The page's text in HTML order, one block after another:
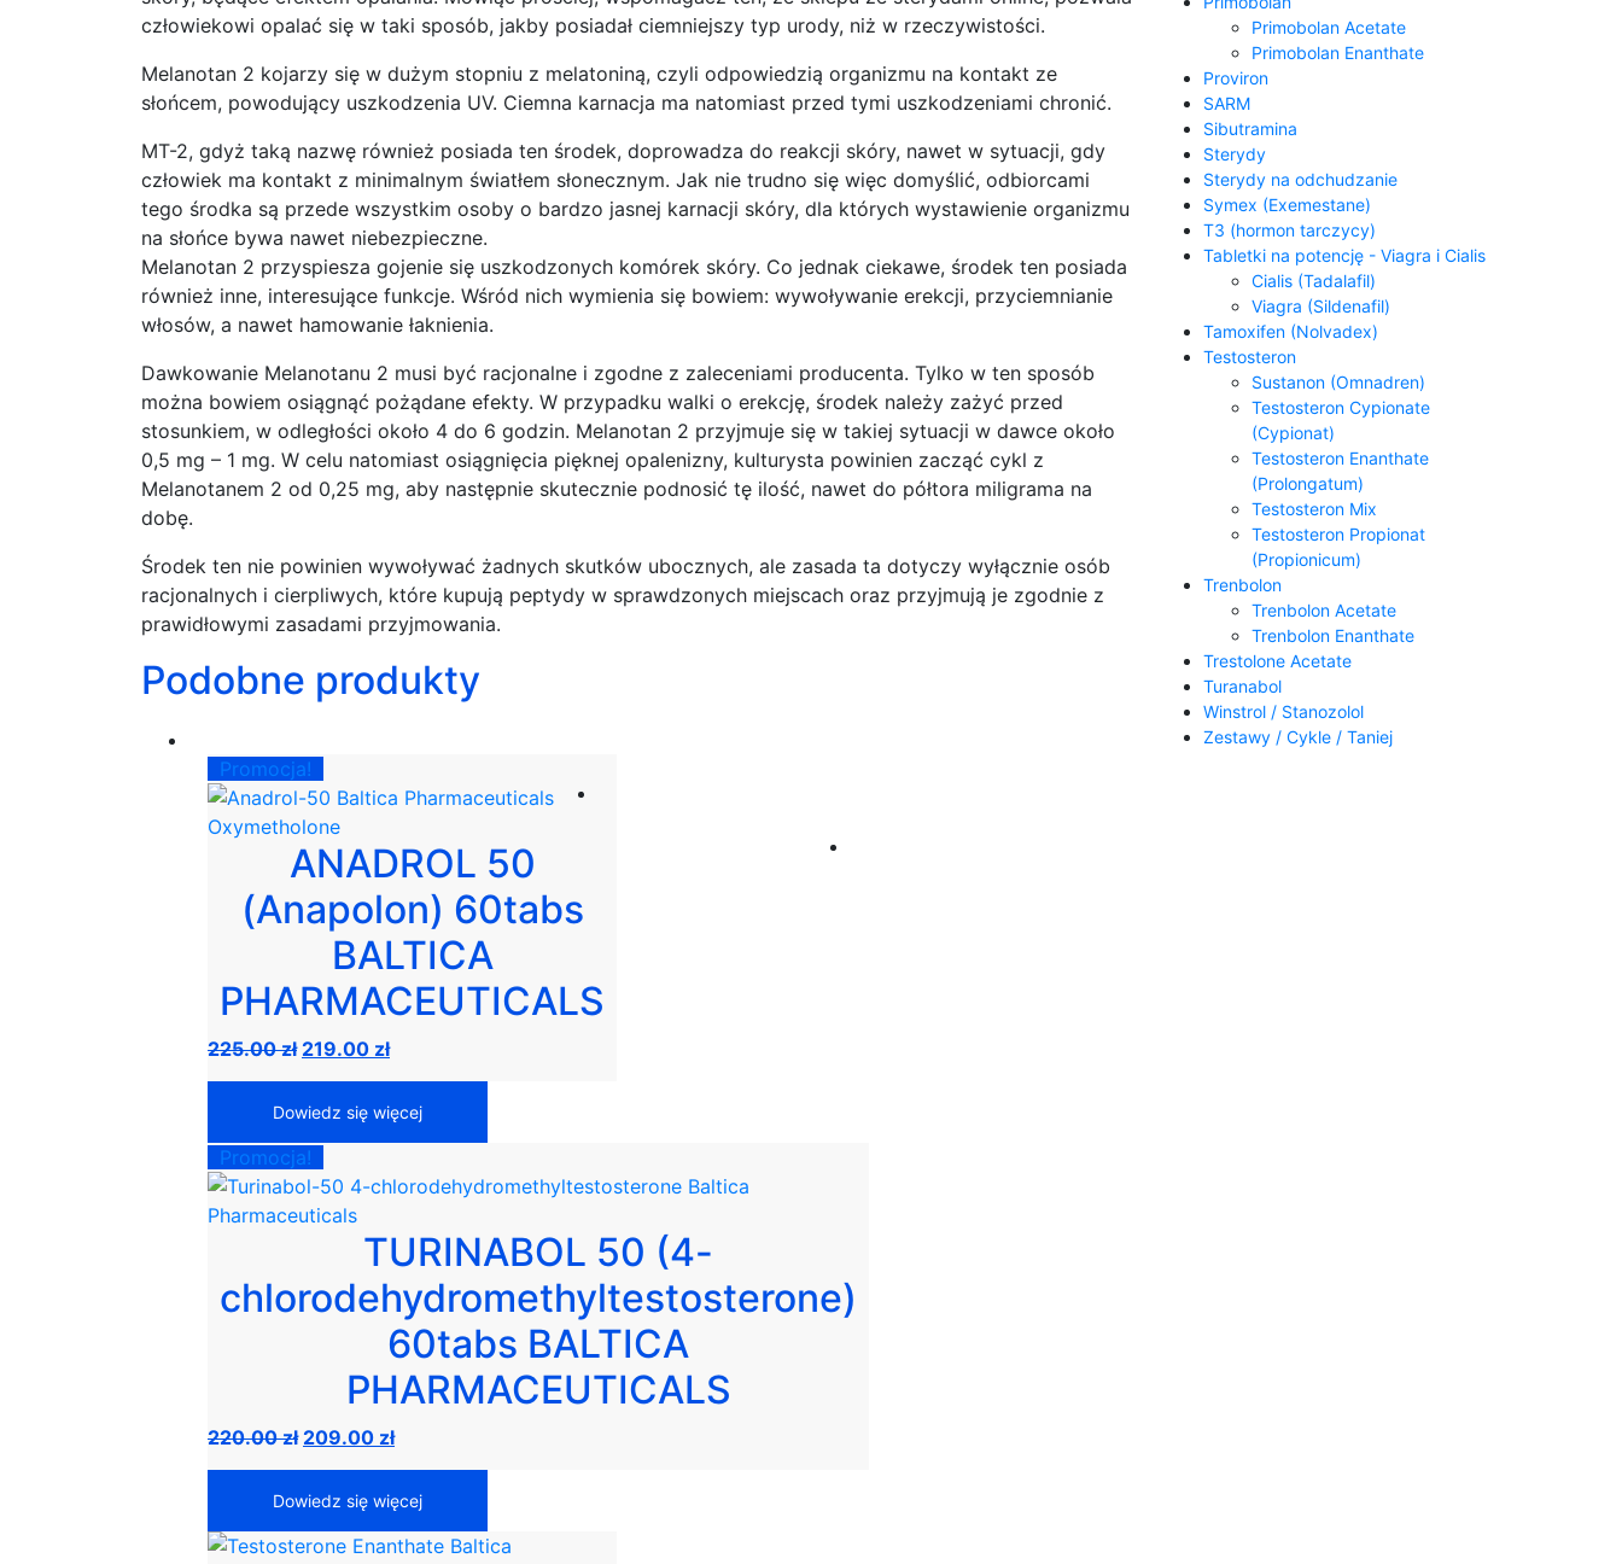
człowiekowi opalać się w taki sposób, jakby posiadał ciemniejszy typ urody, niż w rzeczywistości.
Melanotan 2 kojarzy się w dużym stopniu z melatoniną, czyli odpowiedzią organizmu na kontakt ze
słońcem, powodujący uszkodzenia UV. Ciemna karnacja ma natomiast przed tymi uszkodzeniami chronić.
MT-2, gdyż taką nazwę również posiada ten środek, doprowadza do reakcji skóry, nawet w sytuacji, gdy
człowiek ma kontakt z minimalnym światłem słonecznym. Jak nie trudno się więc domyślić, odbiorcami
tego środka są przede wszystkim osoby o bardzo jasnej karnacji skóry, dla których wystawienie organizmu
na słońce bywa nawet niebezpieczne.
Melanotan 2 przyspiesza gojenie się uszkodzonych komórek skóry. Co jednak ciekawe, środek ten posiada
również inne, interesujące funkcje. Wśród nich wymienia się bowiem: wywoływanie erekcji, przyciemnianie
włosów, a nawet hamowanie łaknienia.
Dawkowanie Melanotanu 2 musi być racjonalne i zgodne z zaleceniami producenta. Tylko w ten sposób
można bowiem osiągnąć pożądane efekty. W przypadku walki o erekcję, środek należy zażyć przed
stosunkiem, w odległości około 4 do 6 godzin. Melanotan 2 przyjmuje się w takiej sytuacji w dawce około
0,5 mg – 1 mg. W celu natomiast osiągnięcia pięknej opalenizny, kulturysta powinien zacząć cykl z
Melanotanem 2 od 0,25 mg, aby następnie skutecznie podnosić tę ilość, nawet do półtora miligrama na
dobę.
Środek ten nie powinien wywoływać żadnych skutków ubocznych, ale zasada ta dotyczy wyłącznie osób
racjonalnych i cierpliwych, które kupują peptydy w sprawdzonych miejscach oraz przyjmują je zgodnie z
prawidłowymi zasadami przyjmowania.
Podobne produkty
Promocja!
ANADROL 50
(Anapolon) 60tabs
BALTICA
PHARMACEUTICALS
225.00zł Pierwotna
cena
wynosiła:
219.00 złAktualna
cena
wynosi:
Dowiedz się więcej
Promocja!
TURINABOL 50 (4-
chlorodehydromethyltestosterone)
60tabs BALTICA
PHARMACEUTICALS
220.00zł Pierwotna
cena
wynosiła:
209.00 złAktualna
cena
wynosi:
Dowiedz się więcej
Primobolan Acetate
Primobolan Enanthate
Proviron
SARM
Sibutramina
Sterydy
Sterydy na odchudzanie
Symex (Exemestane)
T3 (hormon tarczycy)
Tabletki na potencję - Viagra i Cialis
Cialis (Tadalafil)
Viagra (Sildenafil)
Tamoxifen (Nolvadex)
Testosteron
Sustanon (Omnadren)
Testosteron Cypionate
(Cypionat)
Testosteron Enanthate
(Prolongatum)
Testosteron Mix
Testosteron Propionat
(Propionicum)
Trenbolon
Trenbolon Acetate
Trenbolon Enanthate
Trestolone Acetate
Turanabol
Winstrol / Stanozolol
Zestawy / Cykle / Taniej